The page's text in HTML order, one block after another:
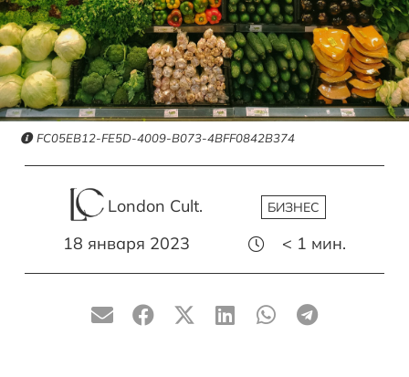
FC05EB12-FE5D-4009-B073-4BFF0842B374
London Cult. БИЗНЕС
18 января 2023 < 1 мин.